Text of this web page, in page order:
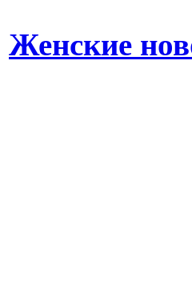
Женские